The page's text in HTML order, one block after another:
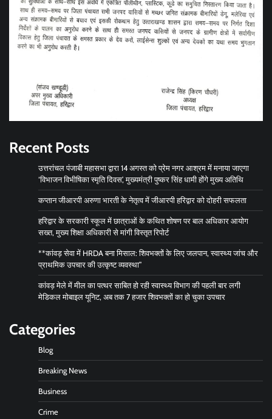
Recent Posts
उत्तरांचल पंजाबी महासभा द्वारा 14 अगस्त को प्रेम नगर आश्रम में मनाया जाएगा
‘विभाजन विभीषिका स्मृति दिवस’, मुख्यमंत्री पुष्कर सिंह धामी होंगे मुख्य अतिथि
कप्तान जीआरपी अरुणा भारती के नेतृत्व में जीआरपी हरिद्वार को दोहरी सफलता
हरिद्वार के सरकारी स्कूल में छात्राओं के कथित शोषण पर बाल अधिकार आयोग
सख्त, मुख्य शिक्षा अधिकारी से मांगी विस्तृत रिपोर्ट
**कांवड़ सेवा में HRDA बना मिसाल: शिवभक्तों के लिए जलपान, स्वास्थ्य जांच और
प्राथमिक उपचार की उत्कृष्ट व्यवस्था”
कांवड़ मेले में मील का पत्थर साबित हो रही स्वास्थ्य विभाग की पहली बार लगी
मेडिकल मोबाइल यूनिट, अब तक 7 हजार शिवभक्तों का हो चुका उपचार
Categories
Blog
Breaking News
Business
Crime